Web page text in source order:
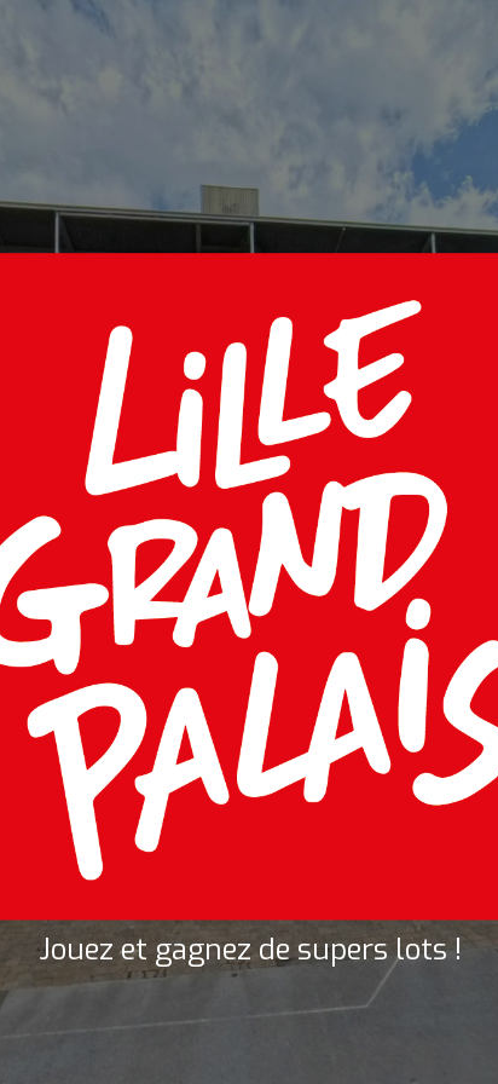
Jouez et gagnez de supers lots !